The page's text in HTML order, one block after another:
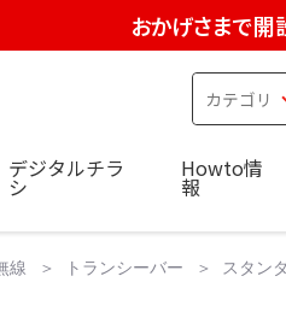
おかげさまで開
デジタルチラ
シ
Howto情
報
線 トランシーバー スタン